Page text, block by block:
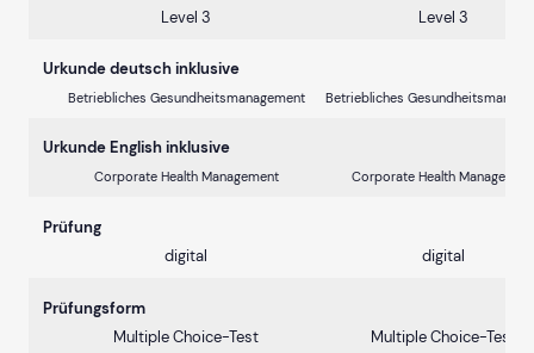
Level 3 Level 3
Urkunde deutsch inklusive
Betriebliches Gesundheitsmanagement Betriebliches
Urkunde English inklusive
Corporate Health Management Corporate Health
Prüfung
digital
digital
Prüfungsform
Multiple Choice-Test
Multiple Choice-Test